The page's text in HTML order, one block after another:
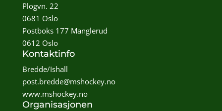
Plogvn. 22
0681 Oslo
Postboks 177 Manglerud
0612 Oslo
Kontaktinfo
Bredde/Ishall
post.bredde@mshockey.no
www.mshockey.no
Organisasjonen